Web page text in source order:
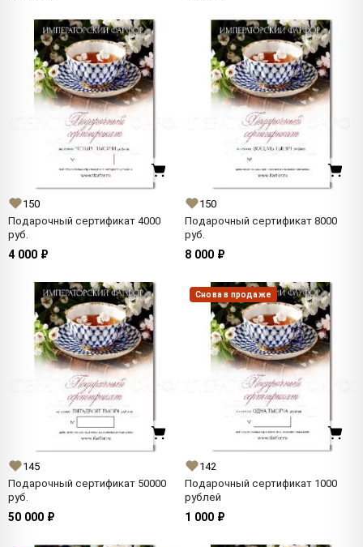
150
Подарочный сертификат 4000
руб.
4 000 ₽
150
Подарочный сертификат 8000
руб.
8 000 ₽
145
Подарочный сертификат 50000
руб.
50 000 ₽
Снова в продаже
142
Подарочный сертификат 1000
рублей
1 000 ₽